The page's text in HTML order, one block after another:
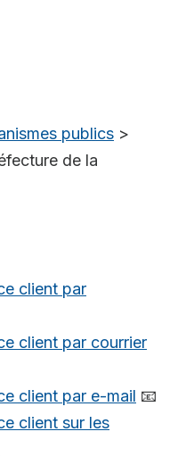
publics >
de la
client par
client par courrier
client par e-mail 📧
client sur les